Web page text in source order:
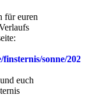
für euren
sonne/
euch